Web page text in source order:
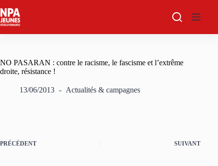
au
contenu
NO PASARAN : contre le racisme, le fascisme et l’extrême
droite, résistance !
13/06/2013 Actualités & campagnes
PRÉCÉDENT SUIVANT